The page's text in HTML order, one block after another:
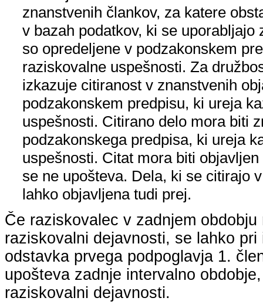
znanstvenih člankov, za katere
v bazah podatkov, ki se
so opredeljene v podzakonskem
raziskovalne uspešnosti. Za
izkazuje citiranost v znanstvenih
podzakonskem predpisu, ki ureja
uspešnosti. Citirano delo mora biti
podzakonskega predpisa, ki ureja
uspešnosti. Citat mora biti
se ne upošteva. Dela, ki se citirajo
lahko objavljena tudi prej.
Če raziskovalec v zadnjem
raziskovalni dejavnosti, se lahko
odstavka prvega podpoglavja 1.
upošteva zadnje intervalno
raziskovalni dejavnosti.